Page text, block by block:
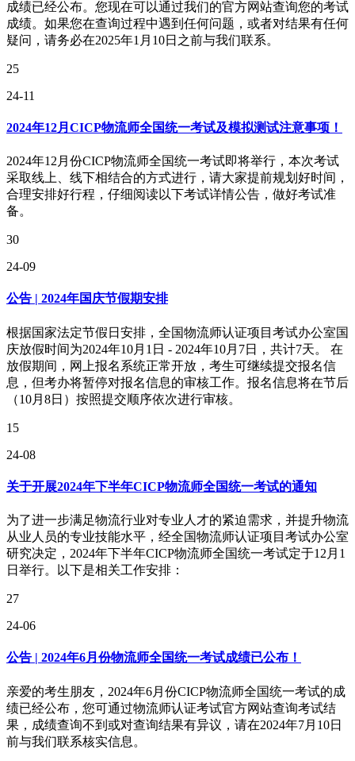
成绩已经公布。您现在可以通过我们的官方网站查询您的考试
成绩。如果您在查询过程中遇到任何问题，或者对结果有任何
疑问，请务必在2025年1月10日之前与我们联系。
25
24-11
2024年12月CICP物流师全国统一考试及模拟测试注意事项！
2024年12月份CICP物流师全国统一考试即将举行，本次考试
采取线上、线下相结合的方式进行，请大家提前规划好时间，
合理安排好行程，仔细阅读以下考试详情公告，做好考试准
备。
30
24-09
公告 | 2024年国庆节假期安排
​根据国家法定节假日安排，全国物流师认证项目考试办公室国
庆放假时间为2024年10月1日 - 2024年10月7日，共计7天。 在
放假期间，网上报名系统正常开放，考生可继续提交报名信
息，但考办将暂停对报名信息的审核工作。报名信息将在节后
（10月8日）按照提交顺序依次进行审核。
15
24-08
关于开展2024年下半年CICP物流师全国统一考试的通知
为了进一步满足物流行业对专业人才的紧迫需求，并提升物流
从业人员的专业技能水平，经全国物流师认证项目考试办公室
研究决定，2024年下半年CICP物流师全国统一考试定于12月1
日举行。以下是相关工作安排：
27
24-06
公告 | 2024年6月份物流师全国统一考试成绩已公布！
亲爱的考生朋友，2024年6月份CICP物流师全国统一考试的成
绩已经公布，您可通过物流师认证考试官方网站查询考试结
果，成绩查询不到或对查询结果有异议，请在2024年7月10日
前与我们联系核实信息。